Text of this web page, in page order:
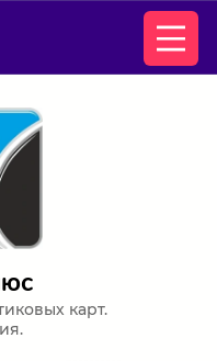
карт.